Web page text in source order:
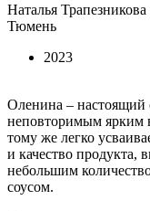
Наталья
Тюмень
2023
Оленина – настоящий
неповторимым ярким
тому же легко
и качество продукта,
небольшим
соусом.